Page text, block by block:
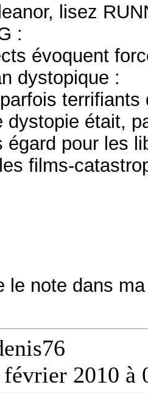
lisez
:
évoquent
dystopique :
dystopie était,
égard pour les
films-
le note dans
février 2010 à